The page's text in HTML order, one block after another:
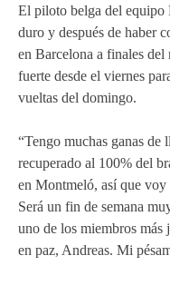
El piloto belga del equipo
duro y después de haber
en Barcelona a finales del
fuerte desde el viernes
vueltas del domingo.
“Tengo muchas ganas de
recuperado al 100% del
en Montmeló, así que
Será un fin de semana
uno de los miembros más
en paz, Andreas. Mi